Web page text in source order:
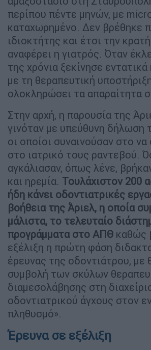
περίπου πέντε μηνών, με
καταχωρημένο. Δεν βρέθηκε
ιδιοκτήτης και έτσι την
αναφέρει η γιατρός. Όταν
της χρόνια ξεκίνησε
με τη θεραπευτική
ολοκληρώσει τα απαραίτητα
Στην αρχή, η παρουσία της
γινόταν με υπεύθυνη δήλωση
οι οποίοι συναινούσαν στο να
στο ιατρικό τους ραντεβού.
αγκάλιασαν, όπως λένε,
και ηρεμία. Τουλάχιστον 200
ήδη κάνει οδοντιατρικές
βοήθεια της Άριελ, η οποία
μάλιστα, το τελευταίο
προγράμματα στο ΑΠΘ καθώς
εξέλιξη η πρώτη φάση
έρευνας της οδοντιάτρου, με
συμβολή των σκύλων
διαμεσολάβησης στη
οδοντιατρικού άγχους στον
πληθυσμό».
Έρευνα σε εξέλιξη